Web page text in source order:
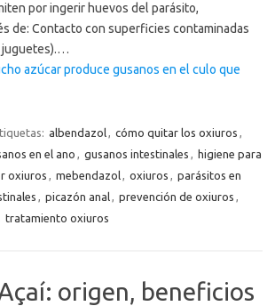
por ingerir huevos del parásito,
de: Contacto con superficies contaminadas
juguetes).…
azúcar produce gusanos en el culo que
albendazol, cómo quitar los oxiuros ,
en el ano , gusanos intestinales , higiene para
oxiuros , mebendazol, oxiuros , parásitos en
, picazón anal, prevención de oxiuros ,
tratamiento oxiuros
origen, beneficios